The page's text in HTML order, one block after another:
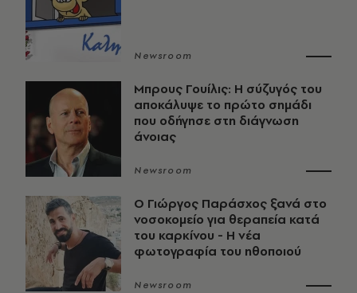
Newsroom
Μπρους Γουίλις: Η σύζυγός του
αποκάλυψε το πρώτο σημάδι
που οδήγησε στη διάγνωση
άνοιας
Newsroom
O Γιώργος Παράσχος ξανά στο
νοσοκομείο για θεραπεία κατά
του καρκίνου - Η νέα
φωτογραφία του ηθοποιού
Newsroom